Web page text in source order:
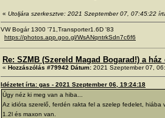
« Utoljára szerkesztve: 2021 Szeptember 07, 07:45:22
VW Bogár 1300 '71,Transporter1.6D '83
https://photos.app.goo.gl/WsANqntrkSdn7c6f6
Re: SZMB (Szereld Magad Bogarad!) a ház
« Hozzászólás #79942 Dátum: 2021 Szeptember 07,
Idézetet írta: gas - 2021 Szeptember 06, 19:24:18
Úgy néz ki meg van a hiba...
Az idióta szerelő, ferdén rakta fel a szelep fedelet, hiába
1.2l és maxon van.